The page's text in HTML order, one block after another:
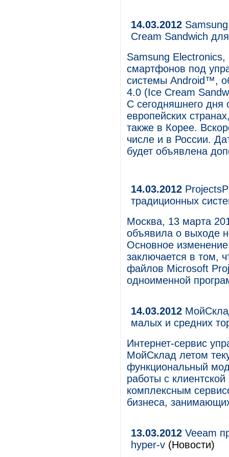
14.03.2012
Cream Sandwich
Samsung
смартфонов под
системы Android™,
4.0 (Ice Cream
С сегодняшнего дня
европейских
также в Корее.
числе и в России.
будет объявлена
14.03.2012
традиционных
Москва, 13 марта
объявила о выходе
Основное
заключается в том,
файлов Microsoft
одноименной
14.03.2012
малых и средних
Интернет-сервис
МойСклад летом
функциональный
работы с
комплексным
бизнеса,
13.03.2012 Veeam
hyper-v (Новости)